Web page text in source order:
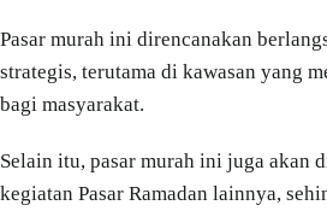
Pasar murah ini direncanakan
strategis, terutama di kawasan yang
bagi masyarakat.
Selain itu, pasar murah ini juga akan
kegiatan Pasar Ramadan lainnya,